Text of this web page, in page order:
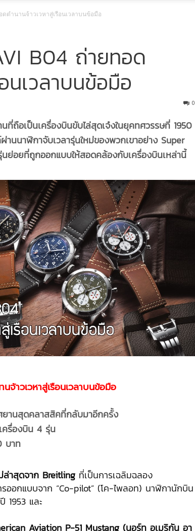
ตำนานจ้าวเวหาสู่เรือนเวลาบนข้อมือ
B04 ถ่ายทอด
นเวลาบนข้อมือ
0
ถือเป็นเครื่องบินขับไล่สุดเจ๋งในยุคทศวรรษที่ 1950
นนาฬิกาจับเวลารุ่นใหม่ของพวกเขาอย่าง Super
ย่อยที่ถูกออกแบบให้สอดคล้องกับเครื่องบินเหล่านี้
าวเวหาสู่เรือนเวลาบนข้อมือ
ยานสุดคลาสสิคที่กลับมาอีกครั้ง
ครื่องบิน 4 รุ่น
บาท
ล่าสุดจาก Breitling ที่เป็นการเฉลิมฉลอง
ออกแบบจาก “Co-pilot” (โค-ไพลอท) นาฬิกานักบิน
1953 และ
Aviation P-51 Mustang (นอร์ท อเมริกัน อา